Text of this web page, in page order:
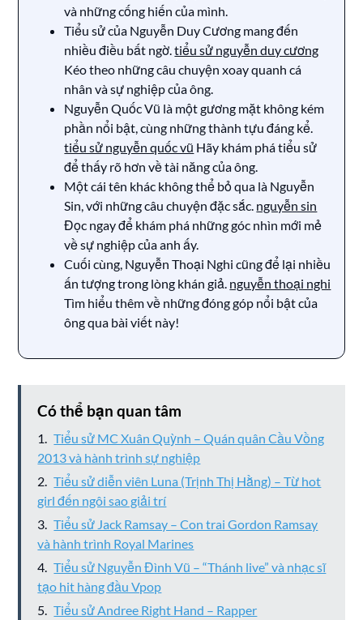
và những cống hiến của mình.
Tiểu sử của Nguyễn Duy Cương mang đến
nhiều điều bất ngờ.tiểu sử nguyễn duy cương
Kéo theo những câu chuyện xoay quanh cá
nhân và sự nghiệp của ông.
Nguyễn Quốc Vũ là một gương mặt không kém
phần nổi bật, cùng những thành tựu đáng kể.
tiểu sử nguyễn quốc vũ Hãy khám phá tiểu sử
để thấy rõ hơn về tài năng của ông.
Một cái tên khác không thể bỏ qua là Nguyễn
Sin, với những câu chuyện đặc sắc. nguyễn sin
Đọc ngay để khám phá những góc nhìn mới mẻ
về sự nghiệp của anh ấy.
Cuối cùng, Nguyễn Thoại Nghi cũng để lại nhiều
ấn tượng trong lòng khán giả. nguyễn thoại nghi
Tìm hiểu thêm về những đóng góp nổi bật của
ông qua bài viết này!
Có thể bạn quan tâm
Tiểu sử MC Xuân Quỳnh – Quán quân Cầu Vồng
2013 và hành trình sự nghiệp
Tiểu sử diễn viên Luna (Trịnh Thị Hằng) – Từ hot
girl đến ngôi sao giải trí
Tiểu sử Jack Ramsay – Con trai Gordon Ramsay
và hành trình Royal Marines
Tiểu sử Nguyễn Đình Vũ – “Thánh live” và nhạc sĩ
tạo hit hàng đầu Vpop
Tiểu sử Andree Right Hand – Rapper